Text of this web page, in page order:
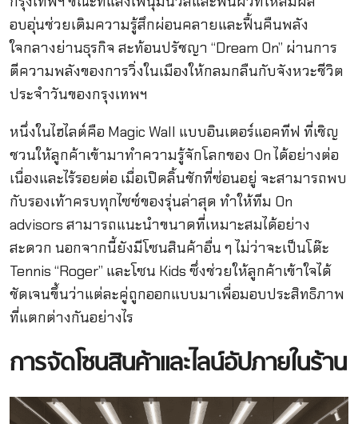
อบอุ่นช่วยเติมความรู้สึกผ่อนคลายและฟื้นคืนพลัง
ใจกลางย่านธุรกิจ สะท้อนปรัชญา “Dream On” ผ่านการ
ตีความพลังของการวิ่งในเมืองให้กลมกลืนกับจังหวะชีวิต
ประจำวันของกรุงเทพฯ
หนึ่งในไฮไลต์คือ Magic Wall แบบอินเตอร์แอคทีฟ ที่เชิญ
ชวนให้ลูกค้าเข้ามาทำความรู้จักโลกของ On ได้อย่างต่อ
เนื่องและไร้รอยต่อ เมื่อเปิดลิ้นชักที่ซ่อนอยู่ จะสามารถพบ
กับรองเท้าครบทุกไซซ์ของรุ่นล่าสุด ทำให้ทีม On
advisors สามารถแนะนำขนาดที่เหมาะสมได้อย่าง
สะดวก นอกจากนี้ยังมีโซนสินค้าอื่น ๆ ไม่ว่าจะเป็นโต๊ะ
Tennis “Roger” และโซน Kids ซึ่งช่วยให้ลูกค้าเข้าใจได้
ชัดเจนขึ้นว่าแต่ละคู่ถูกออกแบบมาเพื่อมอบประสิทธิภาพ
ที่แตกต่างกันอย่างไร
การจัดโซนสินค้าและไลน์อัปภายในร้าน